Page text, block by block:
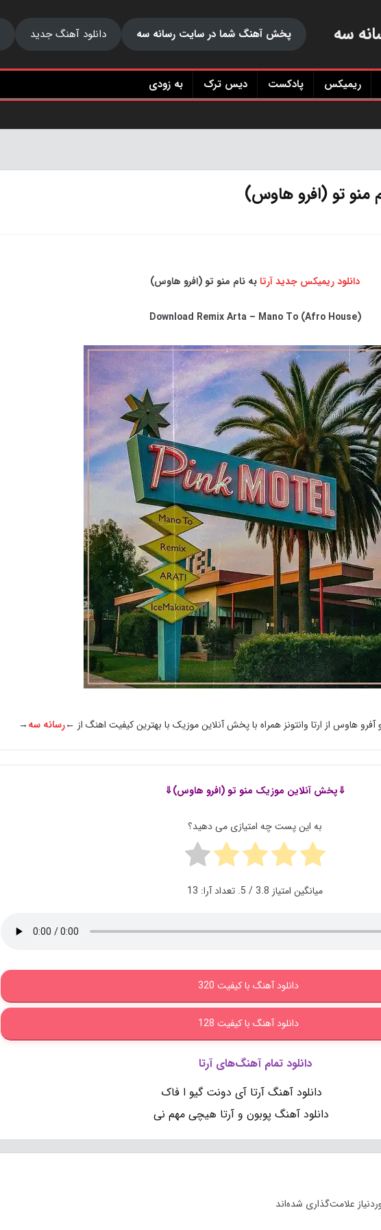
سه پخش آهنگ شما در سایت رسانه سه دانلود آهنگ جدید
ریمیکس پادکست دیس ترک به زودی
منو تو (افرو هاوس)
دانلود ریمیکس جدیدآرتا به نام منو تو (افرو هاوس)
Download Remix Arta – Mano To (Afro House)
هاوس از ارتا وانتونز همراه با پخش آنلاین موزیک با بهترین کیفیت اهنگ از ←رسانه سه→
⇓پخش آنلاین موزیک منو تو (افرو هاوس)⇓
به این پست چه امتیازی می دهید؟
میانگین امتیاز 3.8 / 5. تعداد آرا: 13
دانلود آهنگ با کیفیت 320
دانلود آهنگ با کیفیت 128
دانلود تمام آهنگ‌های آرتا
دانلود آهنگ آرتا آی دونت گیو ا فاک
دانلود آهنگ پوبون و آرتا هیچی مهم نی
علامت‌گذاری شده‌اند